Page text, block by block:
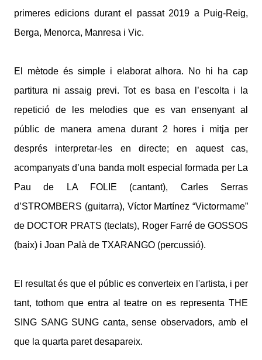
primeres edicions durant el passat 2019 a Puig-Reig,
Berga, Menorca, Manresa i Vic.
El mètode és simple i elaborat alhora. No hi ha cap
partitura ni assaig previ. Tot es basa en l’escolta i la
repetició de les melodies que es van ensenyant al
públic de manera amena durant 2 hores i mitja per
després interpretar-les en directe; en aquest cas,
acompanyats d’una banda molt especial formada per La
Pau de LA FOLIE (cantant), Carles Serras
d’STROMBERS (guitarra), Víctor Martínez “Victormame”
de DOCTOR PRATS (teclats), Roger Farré de GOSSOS
(baix) i Joan Palà de TXARANGO (percussió).
El resultat és que el públic es converteix en l'artista, i per
tant, tothom que entra al teatre on es representa THE
SING SANG SUNG canta, sense observadors, amb el
que la quarta paret desapareix.